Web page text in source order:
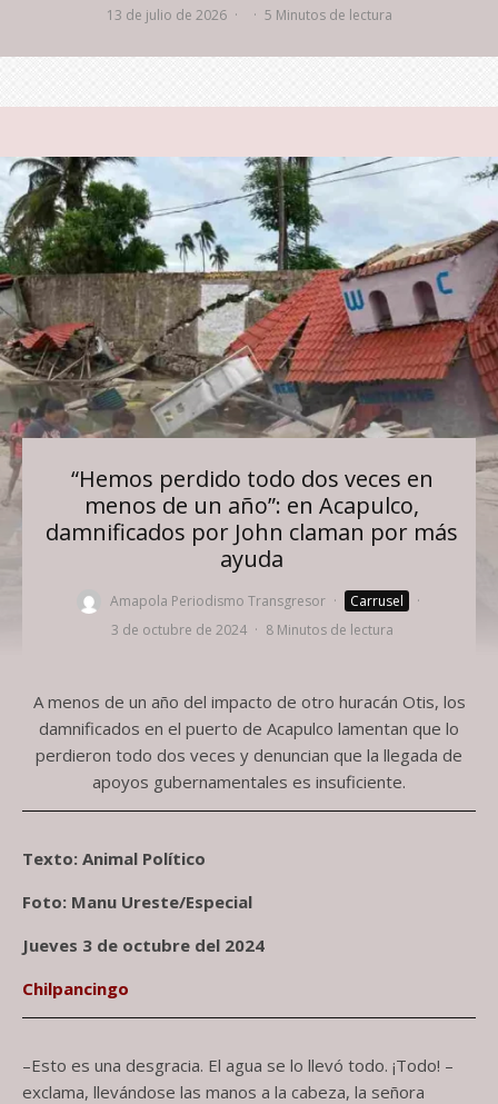
13 de julio de 2026 · · 5 Minutos de lectura
“Hemos perdido todo dos veces en
menos de un año”: en Acapulco,
damnificados por John claman por más
ayuda
Amapola Periodismo Transgresor · Carrusel
·
3 de octubre de 2024 · 8 Minutos de lectura
A menos de un año del impacto de otro huracán Otis, los
damnificados en el puerto de Acapulco lamentan que lo
perdieron todo dos veces y denuncian que la llegada de
apoyos gubernamentales es insuficiente.
Texto: Animal Político
Foto: Manu Ureste/Especial
Jueves 3 de octubre del 2024
Chilpancingo
–Esto es una desgracia. El agua se lo llevó todo. ¡Todo! –
exclama, llevándose las manos a la cabeza, la señora